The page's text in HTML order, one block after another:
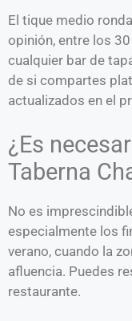
El tique medio
opinión, entre los
cualquier bar de
de si compartes
actualizados en el
¿Es
Taberna
No es
especialmente los
verano, cuando la
afluencia. Puedes
restaurante.